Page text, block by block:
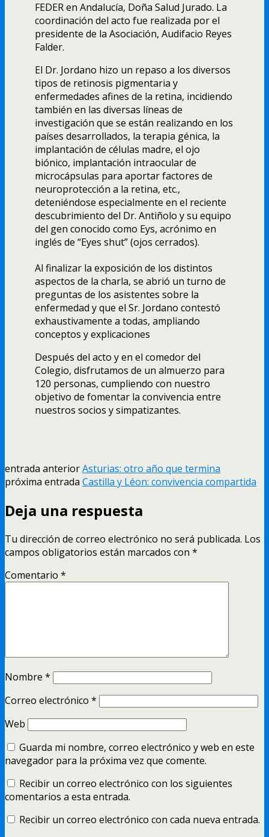
FEDER en Andalucí­a, Doña Salud Jurado. La
coordinación del acto fue realizada por el
presidente de la Asociación, Audifacio Reyes
Falder.
El Dr. Jordano hizo un repaso a los diversos
tipos de retinosis pigmentaria y
enfermedades afines de la retina, incidiendo
también en las diversas lí­neas de
investigación que se están realizando en los
paí­ses desarrollados, la terapia génica, la
implantación de células madre, el ojo
biónico, implantación intraocular de
microcápsulas para aportar factores de
neuroprotección a la retina, etc.,
deteniéndose especialmente en el reciente
descubrimiento del Dr. Antiñolo y su equipo
del gen conocido como Eys, acrónimo en
inglés de “Eyes shut” (ojos cerrados).
Al finalizar la exposición de los distintos
aspectos de la charla, se abrió un turno de
preguntas de los asistentes sobre la
enfermedad y que el Sr. Jordano contestó
exhaustivamente a todas, ampliando
conceptos y explicaciones
Después del acto y en el comedor del
Colegio, disfrutamos de un almuerzo para
120 personas, cumpliendo con nuestro
objetivo de fomentar la convivencia entre
nuestros socios y simpatizantes.
entrada anteriorAsturias: otro año que termina
próxima entrada Castilla y Léon: convivencia compartida
Deja una respuesta
Tu dirección de correo electrónico no será publicada. Los
campos obligatorios están marcados con *
Comentario *
Nombre *
Correo electrónico *
Web
Guarda mi nombre, correo electrónico y web en este
navegador para la próxima vez que comente.
Recibir un correo electrónico con los siguientes
comentarios a esta entrada.
Recibir un correo electrónico con cada nueva entrada.